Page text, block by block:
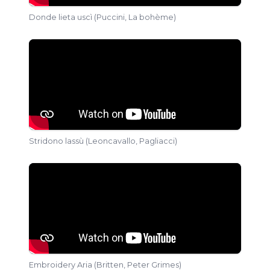
Donde lieta uscì (Puccini, La bohème)
Stridono lassù (Leoncavallo, Pagliacci)
Embroidery Aria (Britten, Peter Grimes)